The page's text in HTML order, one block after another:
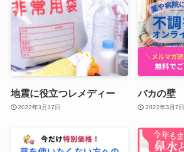
地震に役立つレメディー
2022年3月17日
バカの壁
2022年3月7日